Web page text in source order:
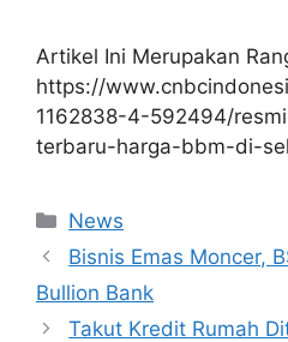
Artikel Ini Merupakan
https://
1162838-4-592494/
terbaru-harga-bbm-di-
Kategori
News
Bisnis Emas Moncer,
Bullion Bank
Takut Kredit Rumah